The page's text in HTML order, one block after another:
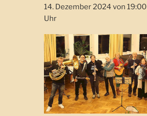
14. Dezember 2024 von 19:00